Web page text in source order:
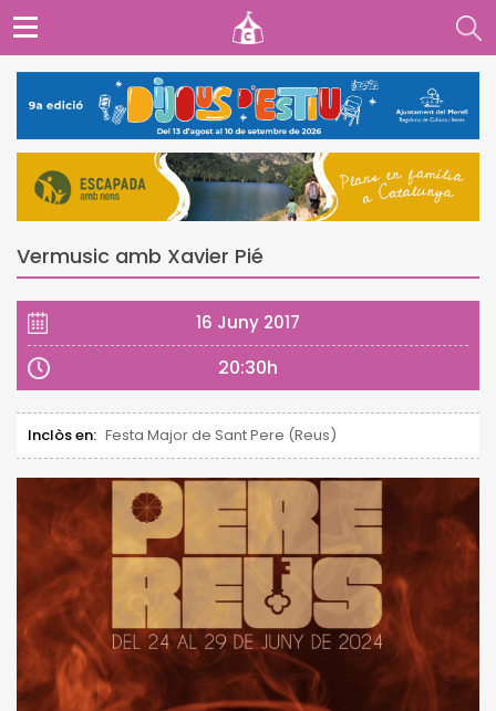
Vermusic amb Xavier Pié
16 Juny 2017
20:30h
Inclòs en: Festa Major de Sant Pere (Reus)